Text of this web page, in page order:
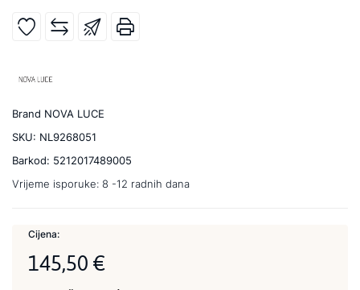
Brand NOVA LUCE
SKU: NL9268051
Barkod: 5212017489005
Vrijeme isporuke: 8 -12 radnih dana
Cijena:
145,50 €